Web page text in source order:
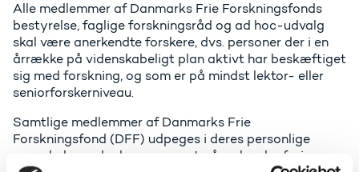
Alle medlemmer af Danmarks Frie Forskningsfonds
bestyrelse, faglige forskningsråd og ad hoc-udvalg
skal være anerkendte forskere, dvs. personer der i en
årrække på videnskabeligt plan aktivt har beskæftiget
sig med forskning, og som er på mindst lektor- eller
seniorforskerniveau.
Samtlige medlemmer af Danmarks Frie
Forskningsfond (DFF) udpeges i deres personlige
egenskab, og der lægges vægt på en bred erfaring